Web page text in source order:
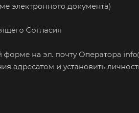
электронного документа)
Согласия
форме на эл. почту Оператора
адресатом и установить